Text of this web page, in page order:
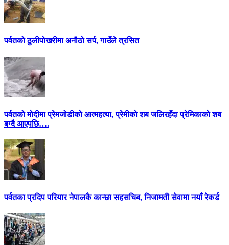
पर्वतको ठुलीपोखरीमा अनौठो सर्प, गाउँले त्रसित
पर्वतको मोदीमा प्रेमजोडीको आत्महत्या, प्रेमीको शब जलिरहँदा प्रेमिकाको शब
बग्दै आएपछि….
पर्वतका प्रदिप परियार नेपालकै कान्छा सहसचिब, निजामती सेवामा नयाँ रेकर्ड